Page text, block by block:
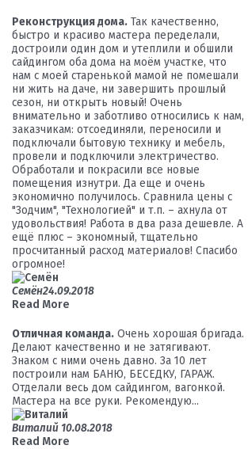
Реконструкция дома. Так качественно,
быстро и красиво мастера переделали,
достроили один дом и утеплили и обшили
сайдингом оба дома на моём участке, что
нам с моей старенькой мамой не помешали
ни жить на даче, ни завершить прошлый
сезон, ни открыть новый! Очень
внимательно и заботливо относились к нам,
заказчикам: отсоединяли, переносили и
подключали бытовую технику и мебель,
провели и подключили электричество.
Обработали и покрасили все новые
помещения изнутри. Да еще и очень
экономично получилось. Сравнила цены с
"Зодчим", "Технологией" и т.п. – ахнула от
удовольствия! Работа в два раза дешевле. А
ещё плюс – экономный, тщательно
просчитанный расход материалов! Спасибо
огромное!
Семён24.09.2018
Read More
Отличная команда. Очень хорошая бригада.
Делают качественно и не затягивают.
Знаком с ними очень давно. За 10 лет
построили нам БАНЮ, БЕСЕДКУ, ГАРАЖ.
Отделали весь дом сайдингом, вагонкой.
Мастера на все руки. Рекомендую...
Виталий 10.08.2018
Read More